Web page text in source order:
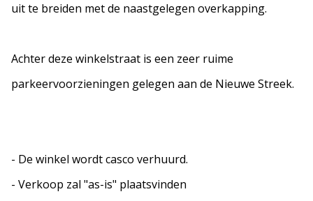
uit te breiden met de naastgelegen overkapping.
Achter deze winkelstraat is een zeer ruime
parkeervoorzieningen gelegen aan de Nieuwe Streek.
- De winkel wordt casco verhuurd.
- Verkoop zal "as-is" plaatsvinden